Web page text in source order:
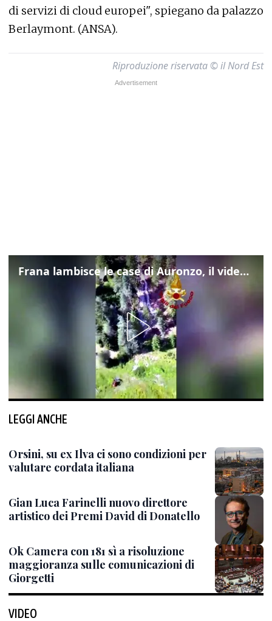
di servizi di cloud europei", spiegano da palazzo
Berlaymont. (ANSA).
Riproduzione riservata © il Nord Est
Frana lambisce le case di Auronzo, il video dall'elicottero dei vigili del fuoco
LEGGI ANCHE
Orsini, su ex Ilva ci sono condizioni per
valutare cordata italiana
Gian Luca Farinelli nuovo direttore
artistico dei Premi David di Donatello
Ok Camera con 181 sì a risoluzione
maggioranza sulle comunicazioni di
Giorgetti
VIDEO